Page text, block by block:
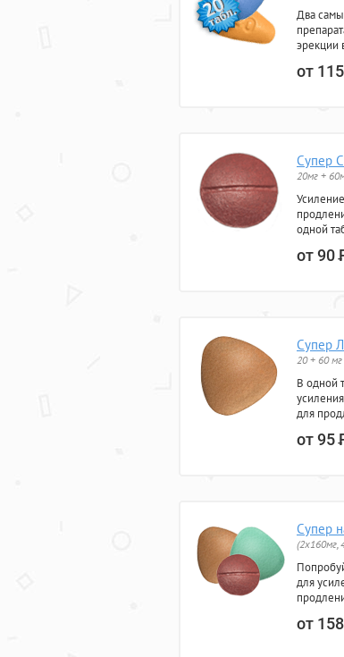
Два
эрекции
от
Супер
20мг +
одной
от 90
Супер
20 + 60 мг
В одной
для
от 95
Супер
(2х160мг,
для
от